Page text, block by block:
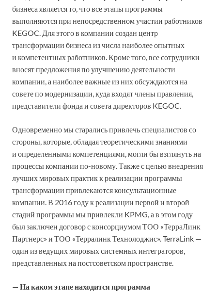
бизнеса является то, что все этапы программы
выполняются при непосредственном участии работников
KEGOC. Для этого в компании создан центр
трансформации бизнеса из числа наиболее опытных
и компетентных работников. Кроме того, все сотрудники
вносят предложения по улучшению деятельности
компании, а наиболее важные из них обсуждаются на
совете по модернизации, куда входят члены правления,
представители фонда и совета директоров KEGOC.
Одновременно мы старались привлечь специалистов со
стороны, которые, обладая теоретическими знаниями
и определенными компетенциями, могли бы взглянуть на
процессы компании по-новому. Также с целью внедрения
лучших мировых практик к реализации программы
трансформации привлекаются консультационные
компании. В 2016 году к реализации первой и второй
стадий программы мы привлекли KPMG, а в этом году
был заключен договор с консорциумом ТОО «ТерраЛинк
Партнерс» и ТОО «Терралинк Технолоджис». TerraLink —
один из ведущих мировых системных интеграторов,
представленных на постсоветском пространстве.
— На каком этапе находится программа